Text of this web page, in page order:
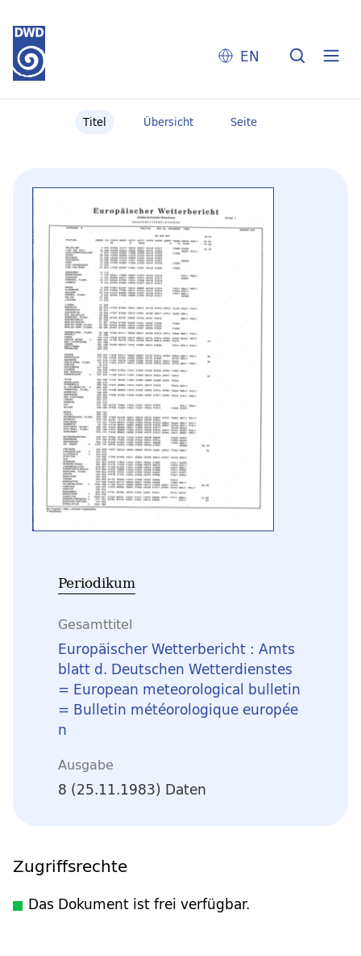
EN
Titel Übersicht Seite
Periodikum
Gesamttitel
Europäischer Wetterbericht : Amts
blatt d. Deutschen Wetterdienstes
= European meteorological bulletin
= Bulletin météorologique europée
n
Ausgabe
8 (25.11.1983) Daten
Zugriffsrechte
Das Dokument ist frei verfügbar.